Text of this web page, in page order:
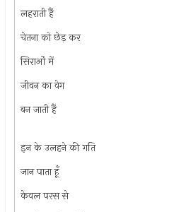
लहराती हैं
चेतना को छेड़ कर
सिराओं में
जीवन का वेग
बन जाती हैं
इन के उलहने की गति
जान पाता हूँ
केवल परस से